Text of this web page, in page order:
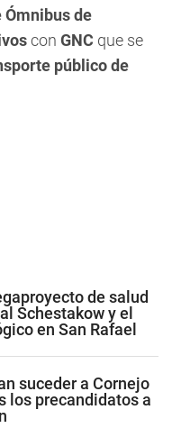
de
con GNC que se
público de
de salud
Schestakow y el
en San Rafael
suceder a Cornejo
los precandidatos a